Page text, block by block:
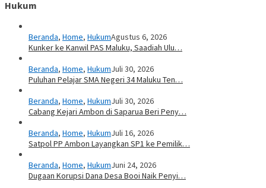
Hukum
Beranda, Home, HukumAgustus 6, 2026
Kunker ke Kanwil PAS Maluku, Saadiah Ulu…
Beranda, Home, HukumJuli 30, 2026
Puluhan Pelajar SMA Negeri 34 Maluku Ten…
Beranda, Home, HukumJuli 30, 2026
Cabang Kejari Ambon di Saparua Beri Peny…
Beranda, Home, HukumJuli 16, 2026
Satpol PP Ambon Layangkan SP1 ke Pemilik…
Beranda, Home, HukumJuni 24, 2026
Dugaan Korupsi Dana Desa Booi Naik Penyi…